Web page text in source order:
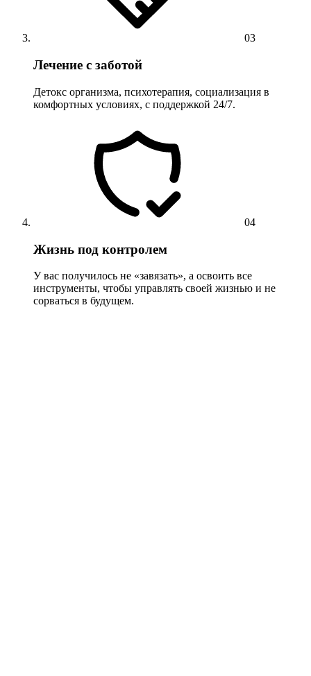
03
Лечение с заботой
Детокс организма, психотерапия, социализация в
комфортных условиях, с поддержкой 24/7.
04
Жизнь под контролем
У вас получилось не «завязать», а освоить все
инструменты, чтобы управлять своей жизнью и не
сорваться в будущем.